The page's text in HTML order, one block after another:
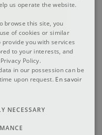
us operate the website.
browse this site, you
of cookies or similar
you with services
to your interests, and
Policy.
in our possession can be
upon request. En savoir
NECESSARY